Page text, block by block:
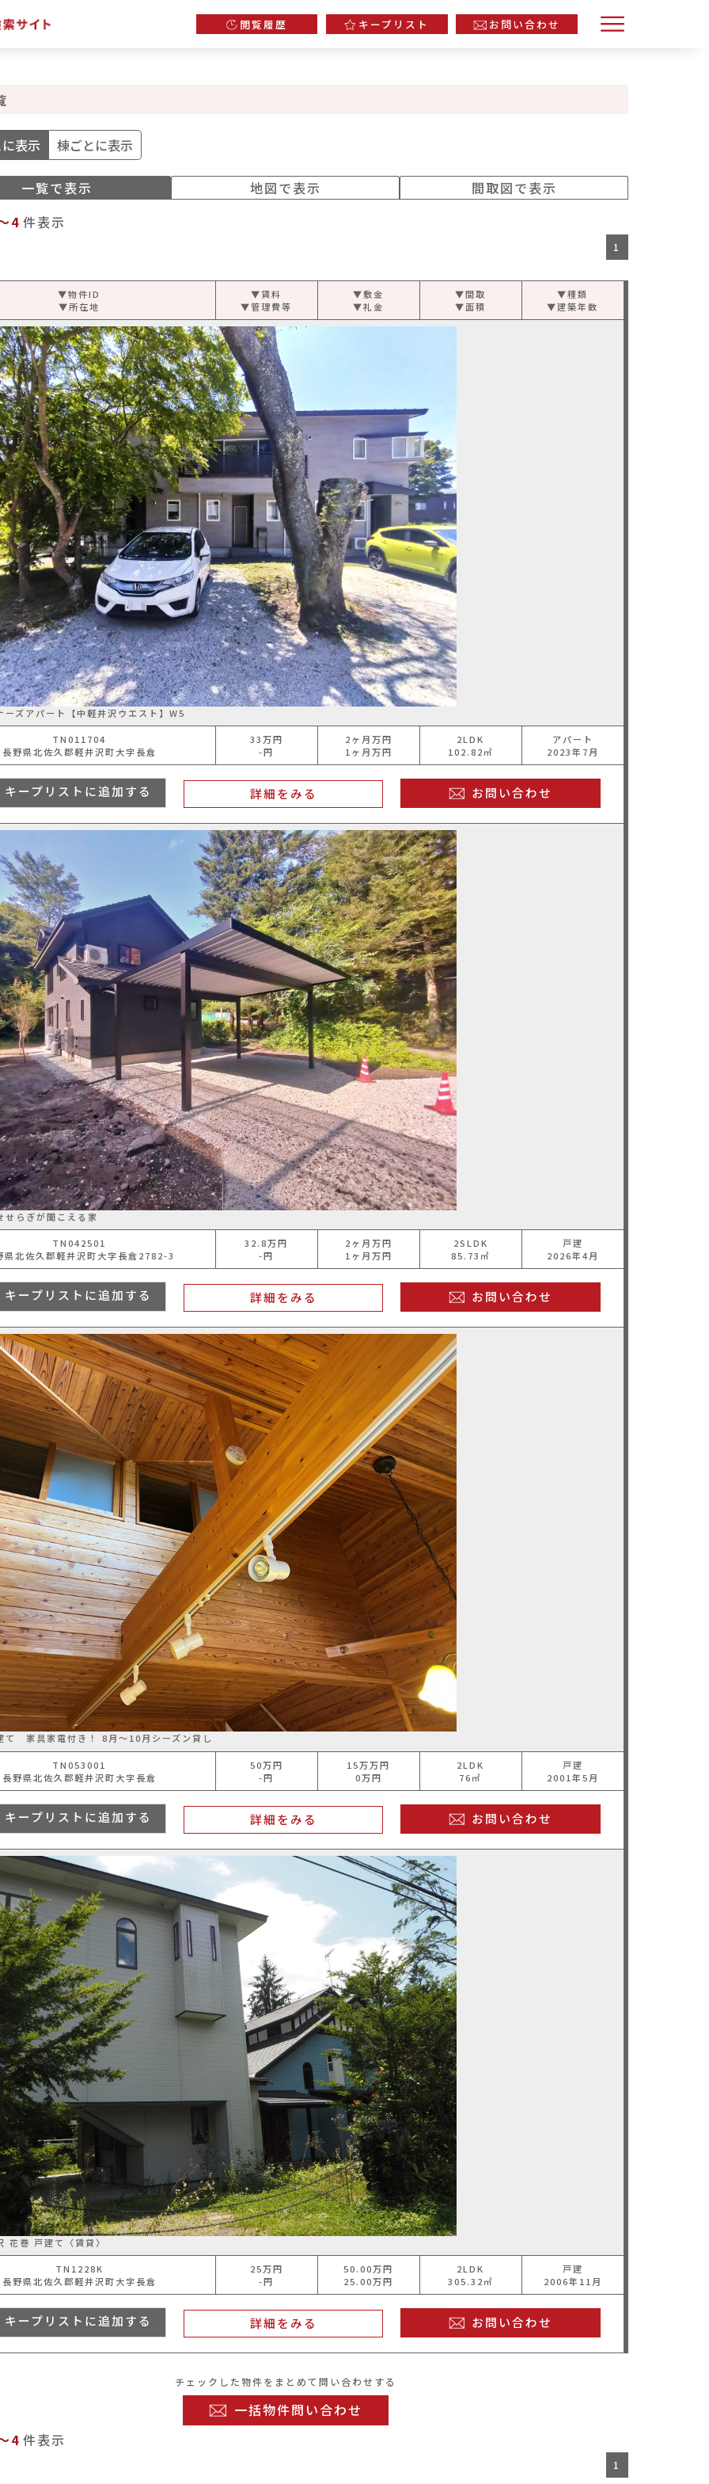
閲覧履歴 キープリスト お問い合わせ
表示 棟ごとに表示
一覧で表示 地図で表示
間取図で表示
4 件表示
1
▼物件ID
▼所在地
▼賃料
▼管理費等
▼敷金
▼礼金
▼間取
▼面積
▼種類
▼建築年数
ーズアパート【中軽井沢ウエスト】W5
TN011704
長野県北佐久郡軽井沢町大字長倉
33万円
-円
2ヶ月万円
1ヶ月万円
2LDK
102.82㎡
アパート
2023年7月
キープリストに追加する 詳細をみる お問い合わせ
せらぎが聞こえる家
TN042501
県北佐久郡軽井沢町大字長倉2782-3
32.8万円
-円
2ヶ月万円
1ヶ月万円
2SLDK
85.73㎡
戸建
2026年4月
キープリストに追加する 詳細をみる お問い合わせ
て 家具家電付き！ 8月〜10月シーズン貸し
TN053001
長野県北佐久郡軽井沢町大字長倉
50万円
-円
15万万円
0万円
2LDK
76㎡
戸建
2001年5月
キープリストに追加する 詳細をみる お問い合わせ
花巻 戸建て〈賃貸〉
TN1228K
長野県北佐久郡軽井沢町大字長倉
25万円
-円
50.00万円
25.00万円
2LDK
305.32㎡
戸建
2006年11月
キープリストに追加する 詳細をみる お問い合わせ
チェックした物件をまとめて問い合わせする
一括物件問い合わせ
4 件表示
1